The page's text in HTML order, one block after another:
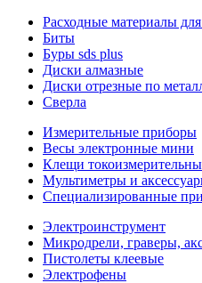
Расходные материалы
Биты
Буры sds plus
Диски алмазные
Диски отрезные по
Сверла
Измерительные приборы
Весы электронные мини
Клещи
Мультиметры и
Специализированные
Электроинструмент
Микродрели, граверы,
Пистолеты клеевые
Электрофены